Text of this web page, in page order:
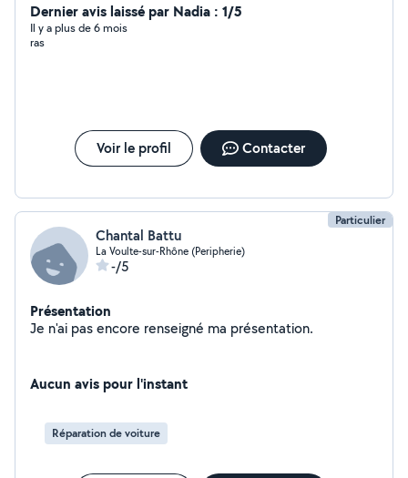
Dernier avis laissé par Nadia : 1/5
Il y a plus de 6 mois
ras
Voir le profil Contacter
Particulier
Chantal Battu
La Voulte-sur-Rhône (Peripherie)
-/5
Présentation
Je n'ai pas encore renseigné ma présentation.
Aucun avis pour l'instant
Réparation de voiture